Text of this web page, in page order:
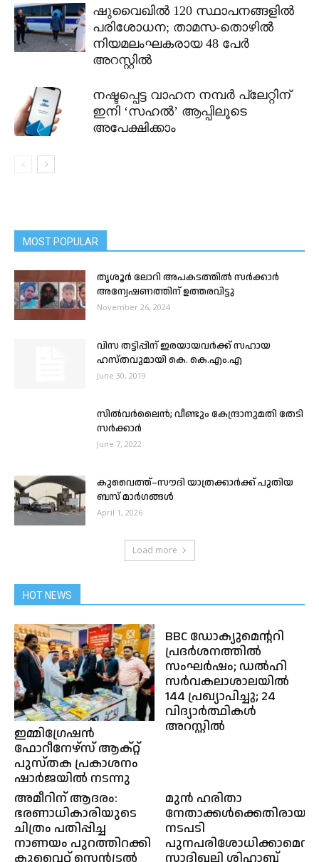
ഷുവൈഖിൽ 120 സ്ഥാപനങ്ങളിൽ
പരിശോധന; താമസ-തൊഴിൽ
നിയമലംഘകരായ 48 പേർ
അറസ്റ്റിൽ
നഷ്ടപ്പെട്ട വാഹന നമ്പർ പ്ലേറ്റിന്
ഇനി ‘സഹൽ’ ആപ്പിലൂടെ
അപേക്ഷിക്കാം
MOST POPULAR
തൃശൂർ ലോറി അപകടത്തിൽ സർക്കാർ
അന്വേഷണത്തിന് ഉത്തരവിട്ടു
November 26, 2024
വിസ തട്ടിപ്പിന് ഇരയായവർക്ക് സഹായ
ഹസ്തവുമായി കെ. കെ.എം.എ
June 30, 2019
സില്‍വര്‍ലൈന്‍; വീണ്ടും കേന്ദ്രാനുമതി തേടി
സര്‍ക്കാര്‍
June 7, 2022
കുവൈത്ത്–സൗദി യാത്രക്കാർക്ക് പുതിയ
ബസ് മാർഗങ്ങൾ
April 1, 2026
Load more
HOT NEWS
ഇമ്മിഗ്രേഷൻ
ഫോറീനേഴ്‌സ് ആക്റ്റ്
പുസ്തക പ്രകാശനം
ഷാർജയിൽ നടന്നു
BBC ഡോക്യുമെന്ററി
പ്രദര്‍ശനത്തില്‍
സംഘര്‍ഷം; ഡല്‍ഹി
സര്‍വകലാശാലയില്‍
144 പ്രഖ്യാപിച്ചു; 24
വിദ്യാര്‍ത്ഥികള്‍
അറസ്റ്റില്‍
അമീറിന് ആദരം:
ഭരണാധികാരിയുടെ
ചിത്രം പതിപ്പിച്ച
നാണയം പുറത്തിറക്കി
കുവൈറ്റ് സെൻട്രൽ
മുന്‍ ഹരിതാ
നേതാക്കള്‍ക്കെതിരായ
നടപടി
പുനപരിശോധിക്കാമെന്ന്
സാദിഖലി ശിഹാബ്